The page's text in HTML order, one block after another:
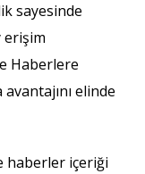
sayesinde
erişim
Haberlere
elinde
haberler içeriği